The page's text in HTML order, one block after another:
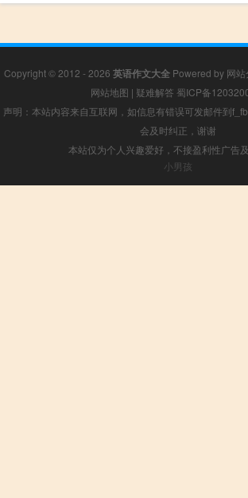
Copyright © 2012 - 2026 英语作文大全Powered by 网
网站地图 | 疑难解答 蜀ICP备
声明：本站内容来自互联网，如信息有错误可发邮件到
会及时纠正，谢谢
本站仅为个人兴趣爱好，不接盈利性广告
小男孩